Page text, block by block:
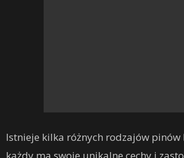
Istnieje kilka różnych rodzajów pinów
każdy ma swoje unikalne cechy i